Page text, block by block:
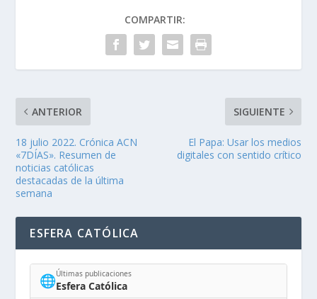
COMPARTIR:
ANTERIOR
18 julio 2022. Crónica ACN
«7DÍAS». Resumen de
noticias católicas
destacadas de la última
semana
SIGUIENTE
El Papa: Usar los medios
digitales con sentido crítico
ESFERA CATÓLICA
🌐Últimas publicaciones
Esfera Católica